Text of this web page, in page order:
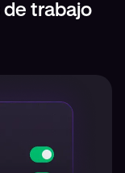
de trabajo